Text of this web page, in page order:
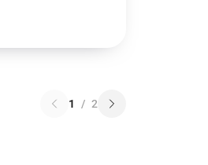
1 / 2